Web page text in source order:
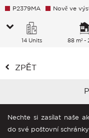
P2379MA
Nově ve
14 Units 88 m² -
ZPĚT
Nechte si zasílat naše
do své poštovní schránky